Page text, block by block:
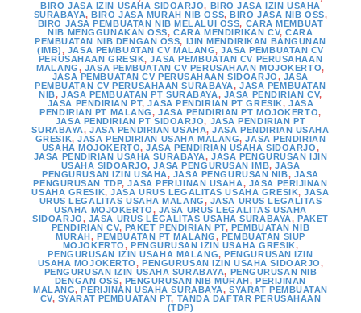
BIRO JASA IZIN USAHA SIDOARJO, BIRO JASA IZIN USAHA
SURABAYA,BIRO JASA MURAH NIB OSS,BIRO JASA NIB OSS,
BIRO JASA PEMBUATAN NIB MELALUI OSS, CARA MEMBUAT
NIB MENGGUNAKAN OSS,CARA MENDIRIKAN CV,CARA
PEMBUATAN NIB DENGAN OSS, IJIN MENDIRIKAN BANGUNAN
(IMB), JASA PEMBUATAN CV MALANG,JASA PEMBUATAN CV
PERUSAHAAN GRESIK,JASA PEMBUATAN CV PERUSAHAAN
MALANG, JASA PEMBUATAN CV PERUSAHAAN MOJOKERTO,
JASA PEMBUATAN CV PERUSAHAAN SIDOARJO, JASA
PEMBUATAN CV PERUSAHAAN SURABAYA,JASA PEMBUATAN
NIB,JASA PEMBUATAN PT SURABAYA, JASA PENDIRIAN CV,
JASA PENDIRIAN PT,JASA PENDIRIAN PT GRESIK, JASA
PENDIRIAN PT MALANG,JASA PENDIRIAN PT MOJOKERTO,
JASA PENDIRIAN PT SIDOARJO, JASA PENDIRIAN PT
SURABAYA,JASA PENDIRIAN USAHA,JASA PENDIRIAN USAHA
GRESIK,JASA PENDIRIAN USAHA MALANG,JASA PENDIRIAN
USAHA MOJOKERTO,JASA PENDIRIAN USAHA SIDOARJO,
JASA PENDIRIAN USAHA SURABAYA,JASA PENGURUSAN IJIN
USAHA SIDOARJO,JASA PENGURUSAN IMB,JASA
PENGURUSAN IZIN USAHA, JASA PENGURUSAN NIB, JASA
PENGURUSAN TDP,JASA PERIJINAN USAHA, JASA PERIJINAN
USAHA GRESIK,JASA URUS LEGALITAS USAHA GRESIK,JASA
URUS LEGALITAS USAHA MALANG, JASA URUS LEGALITAS
USAHA MOJOKERTO, JASA URUS LEGALITAS USAHA
SIDOARJO, JASA URUS LEGALITAS USAHA SURABAYA, PAKET
PENDIRIAN CV, PAKET PENDIRIAN PT, PEMBUATAN NIB
MURAH,PEMBUATAN PT MALANG, PEMBUATAN SIUP
MOJOKERTO, PENGURUSAN IZIN USAHA GRESIK,
PENGURUSAN IZIN USAHA MALANG,PENGURUSAN IZIN
USAHA MOJOKERTO,PENGURUSAN IZIN USAHA SIDOARJO,
PENGURUSAN IZIN USAHA SURABAYA, PENGURUSAN NIB
DENGAN OSS, PENGURUSAN NIB MURAH, PERIJINAN
MALANG,PERIJINAN USAHA SURABAYA,SYARAT PEMBUATAN
CV, SYARAT PEMBUATAN PT, TANDA DAFTAR PERUSAHAAN
(TDP)